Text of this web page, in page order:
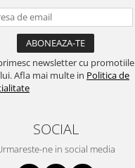
newsletter cu promotiile
Afla mai multe in Politica de
SOCIAL
ne in social media